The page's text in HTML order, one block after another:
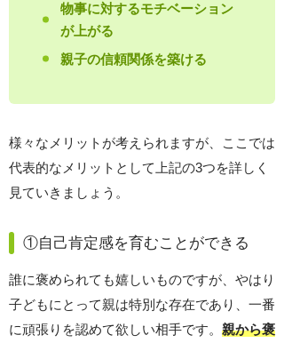
物事に対するモチベーション
が上がる
親子の信頼関係を築ける
様々なメリットが考えられますが、ここでは
代表的なメリットとして上記の3つを詳しく
見ていきましょう。
①自己肯定感を育むことができる
誰に褒められても嬉しいものですが、やはり
子どもにとって親は特別な存在であり、一番
に頑張りを認めて欲しい相手です。 親から褒